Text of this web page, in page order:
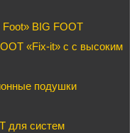
BIG FOOT
«Fix-it» c с высоким
подушки
для систем